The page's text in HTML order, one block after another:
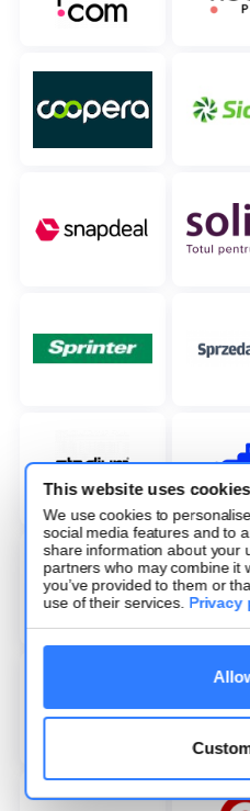
This website uses cookies
We use cookies to
social media features and to
share information about your
partners who may combine it
you’ve provided to them or
use of their services. Privacy